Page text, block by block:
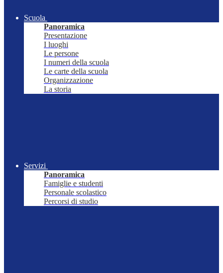
Scuola
Panoramica
Presentazione
I luoghi
Le persone
I numeri della scuola
Le carte della scuola
Organizzazione
La storia
Servizi
Panoramica
Famiglie e studenti
Personale scolastico
Percorsi di studio